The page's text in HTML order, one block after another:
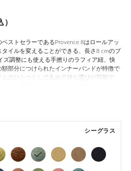
ストセラーであるProvence 8はロールアッ
タイルを変えることができる、長さ8 cmのブ
ズ調整にも使える手撚りのラフィア紐、快
部分につけられたインナーバンドが特徴で
のひとつとして丸めて持ち運びが可能で
されています。アルチザン(職人)の高い技
りインナーバンドの仕様が異なる場合がご
ご着用いただけるよう設計されておりますの
ださい。。
シーグラス